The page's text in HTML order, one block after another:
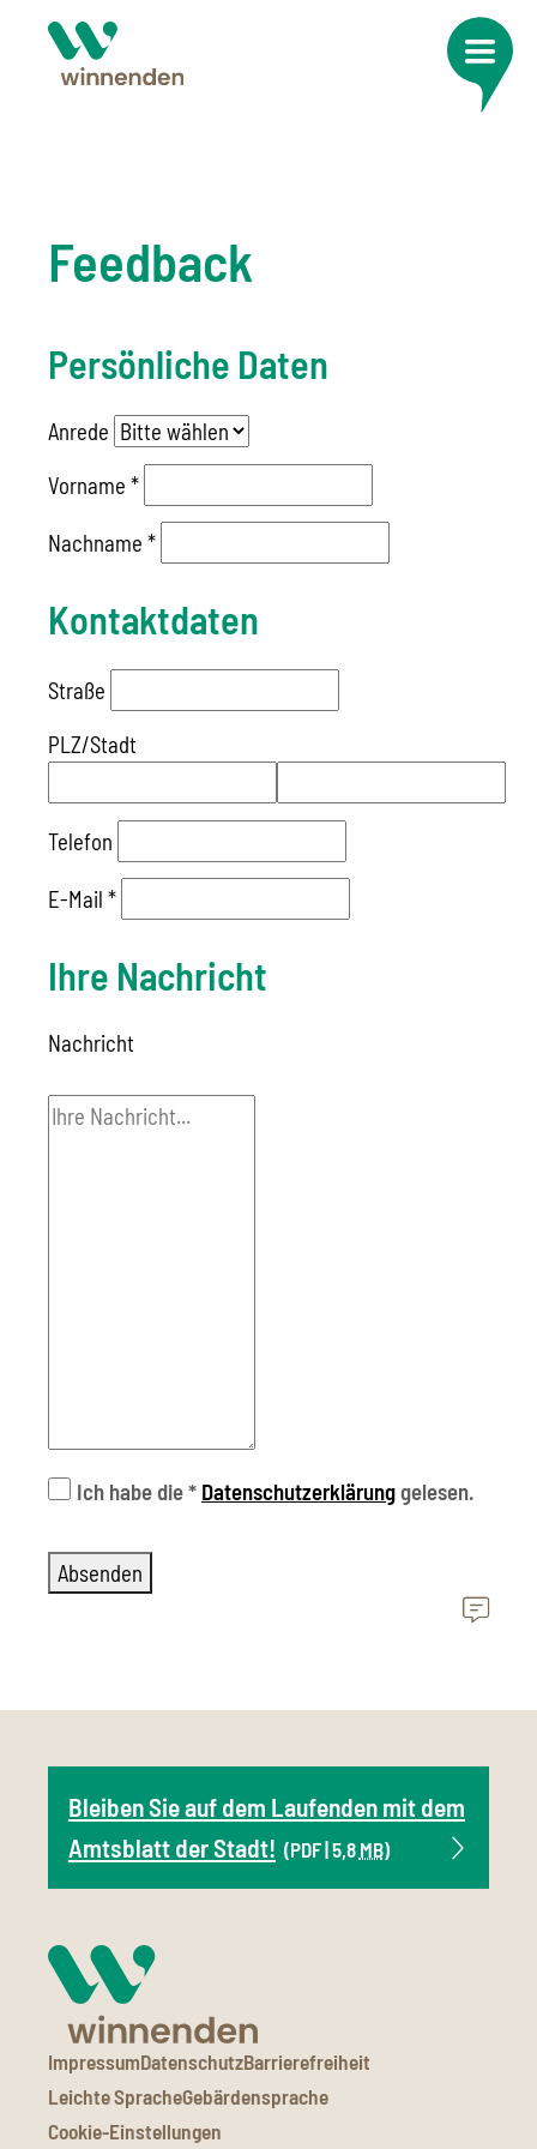
Feedback
Persönliche Daten
Anrede
Vorname *
Nachname *
Kontaktdaten
Straße
PLZ/Stadt
Telefon
E-Mail *
Ihre Nachricht
Nachricht
Ich habe die* Datenschutzerklärunggelesen.
Bleiben Sie auf dem Laufenden mit dem
Amtsblatt der Stadt! (PDF | 5,8 MB)
ImpressumDatenschutzBarrierefreiheit
Leichte SpracheGebärdensprache
Cookie-Einstellungen